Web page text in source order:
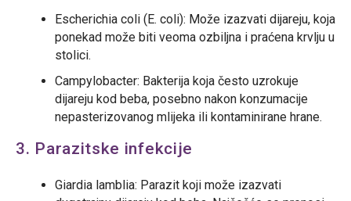
Escherichia coli (E. coli): Može izazvati dijareju, koja
ponekad može biti veoma ozbiljna i praćena krvlju u
stolici.
Campylobacter: Bakterija koja često uzrokuje
dijareju kod beba, posebno nakon konzumacije
nepasterizovanog mlijeka ili kontaminirane hrane.
3. Parazitske infekcije
Giardia lamblia: Parazit koji može izazvati